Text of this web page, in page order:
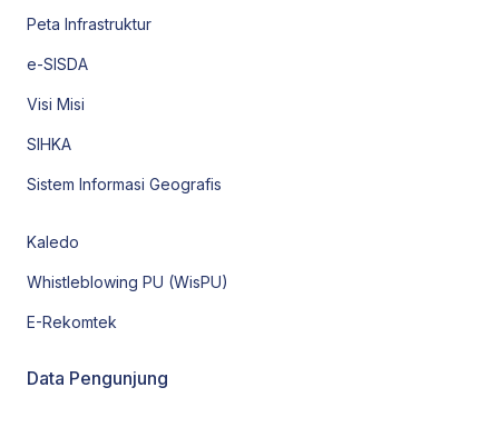
Peta Infrastruktur
e-SISDA
Visi Misi
SIHKA
Sistem Informasi Geografis
Kaledo
Whistleblowing PU (WisPU)
E-Rekomtek
Data Pengunjung